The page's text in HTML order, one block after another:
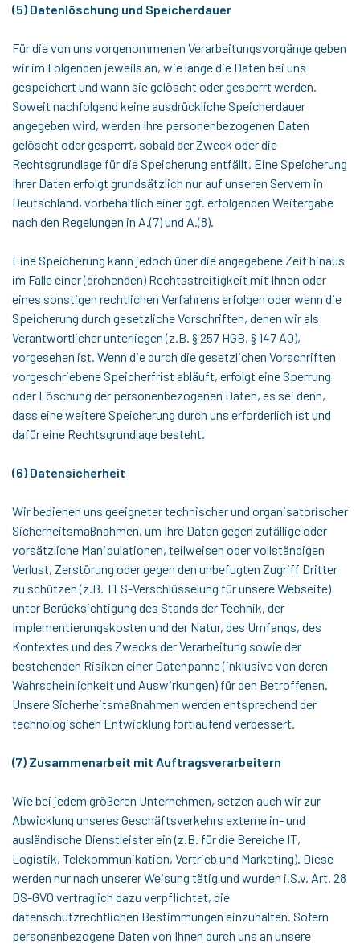
(5) Datenlöschung und Speicherdauer
Für die von uns vorgenommenen Verarbeitungsvorgänge geben
wir im Folgenden jeweils an, wie lange die Daten bei uns
gespeichert und wann sie gelöscht oder gesperrt werden.
Soweit nachfolgend keine ausdrückliche Speicherdauer
angegeben wird, werden Ihre personenbezogenen Daten
gelöscht oder gesperrt, sobald der Zweck oder die
Rechtsgrundlage für die Speicherung entfällt. Eine Speicherung
Ihrer Daten erfolgt grundsätzlich nur auf unseren Servern in
Deutschland, vorbehaltlich einer ggf. erfolgenden Weitergabe
nach den Regelungen in A.(7) und A.(8).
Eine Speicherung kann jedoch über die angegebene Zeit hinaus
im Falle einer (drohenden) Rechtsstreitigkeit mit Ihnen oder
eines sonstigen rechtlichen Verfahrens erfolgen oder wenn die
Speicherung durch gesetzliche Vorschriften, denen wir als
Verantwortlicher unterliegen (z.B. § 257 HGB, § 147 AO),
vorgesehen ist. Wenn die durch die gesetzlichen Vorschriften
vorgeschriebene Speicherfrist abläuft, erfolgt eine Sperrung
oder Löschung der personenbezogenen Daten, es sei denn,
dass eine weitere Speicherung durch uns erforderlich ist und
dafür eine Rechtsgrundlage besteht.
(6) Datensicherheit
Wir bedienen uns geeigneter technischer und organisatorischer
Sicherheitsmaßnahmen, um Ihre Daten gegen zufällige oder
vorsätzliche Manipulationen, teilweisen oder vollständigen
Verlust, Zerstörung oder gegen den unbefugten Zugriff Dritter
zu schützen (z.B. TLS-Verschlüsselung für unsere Webseite)
unter Berücksichtigung des Stands der Technik, der
Implementierungskosten und der Natur, des Umfangs, des
Kontextes und des Zwecks der Verarbeitung sowie der
bestehenden Risiken einer Datenpanne (inklusive von deren
Wahrscheinlichkeit und Auswirkungen) für den Betroffenen.
Unsere Sicherheitsmaßnahmen werden entsprechend der
technologischen Entwicklung fortlaufend verbessert.
(7) Zusammenarbeit mit Auftragsverarbeitern
Wie bei jedem größeren Unternehmen, setzen auch wir zur
Abwicklung unseres Geschäftsverkehrs externe in- und
ausländische Dienstleister ein (z.B. für die Bereiche IT,
Logistik, Telekommunikation, Vertrieb und Marketing). Diese
werden nur nach unserer Weisung tätig und wurden i.S.v. Art. 28
DS-GVO vertraglich dazu verpflichtet, die
datenschutzrechtlichen Bestimmungen einzuhalten. Sofern
personenbezogene Daten von Ihnen durch uns an unsere